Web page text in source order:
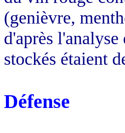
(genièvre,
d'après
stockés étaient
Défense